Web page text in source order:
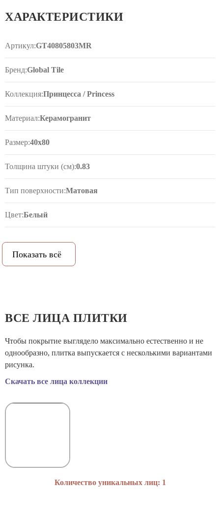
ХАРАКТЕРИСТИКИ
Артикул:GT40805803MR
Бренд:Global Tile
Коллекция:Принцесса / Princess
Материал:Керамогранит
Размер:40x80
Толщина штуки (см):0.83
Тип поверхности:Матовая
Цвет:Белый
PEI (степень истираемости):
Количество штук в упаковке:
Вес коробки: 28.833
Объем коробки: 0.0168
Показать всё
ВСЕ ЛИЦА ПЛИТКИ
Чтобы покрытие выглядело максимально естественно и не
однообразно, плитка выпускается с несколькими вариантами
рисунка.
Скачать все лица коллекции
Количество уникальных лиц: 1